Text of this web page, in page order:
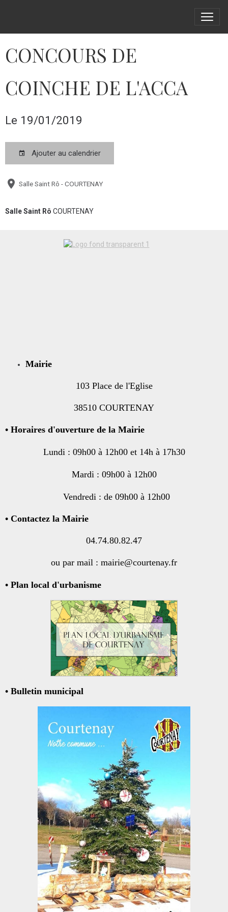
CONCOURS DE
COINCHE DE L'ACCA
Le 19/01/2019
Ajouter au calendrier
Salle Saint Rô - COURTENAY
Salle Saint Rô COURTENAY
Mairie
103 Place de l'Eglise
38510 COURTENAY
• Horaires d'ouverture de la Mairie
Lundi : 09h00 à 12h00 et 14h à 17h30
Mardi : 09h00 à 12h00
Vendredi : de 09h00 à 12h00
• Contactez la Mairie
04.74.80.82.47
ou par mail : mairie@courtenay.fr
• Plan local d'urbanisme
• Bulletin municipal